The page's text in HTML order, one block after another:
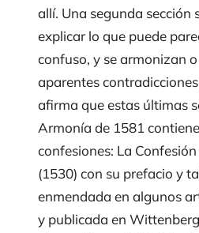
allí. Una segunda sección
explicar lo que puede
confuso, y se armonizan
aparentes
afirma que estas últimas
Armonía de 1581
confesiones: La
(1530) con su prefacio y
enmendada en algunos
y publicada en